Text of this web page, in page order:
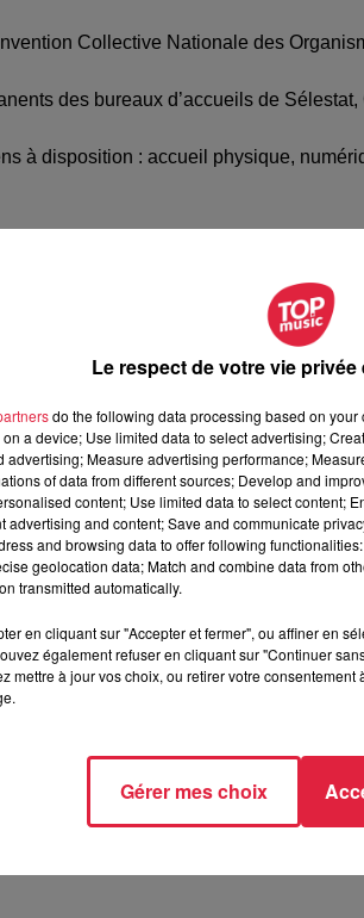
Collective Nationale des
des bureaux d’accueils de
à disposition : accueil physique,
accueils hors les murs
d'Avizi, du LEI et de la GRC
période, hors exception. Des WE et
en séjour touristique
Le respect de votre vie
do the following data processing based on
a device; Use limited data to select advertising;
advertising; Measure advertising performance;
of data from different sources; Develop and
content; Use limited data to select content;
advertising and content; Save and communicate
and browsing data to offer following
geolocation data; Match and combine data from
transmitted automatically.
en cliquant sur "Accepter et fermer", ou affiner en
également refuser en cliquant sur "Continuer
mettre à jour vos choix, ou retirer votre
Gérer mes choix